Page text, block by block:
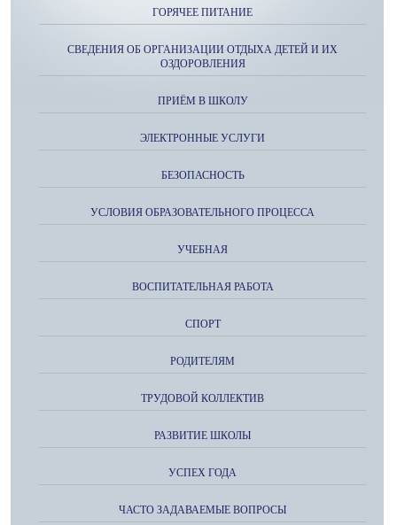
ГОРЯЧЕЕ ПИТАНИЕ
СВЕДЕНИЯ ОБ ОРГАНИЗАЦИИ ОТДЫХА ДЕТЕЙ И ИХ
ОЗДОРОВЛЕНИЯ
ПРИЁМ В ШКОЛУ
ЭЛЕКТРОННЫЕ УСЛУГИ
БЕЗОПАСНОСТЬ
УСЛОВИЯ ОБРАЗОВАТЕЛЬНОГО ПРОЦЕССА
УЧЕБНАЯ
ВОСПИТАТЕЛЬНАЯ РАБОТА
СПОРТ
РОДИТЕЛЯМ
ТРУДОВОЙ КОЛЛЕКТИВ
РАЗВИТИЕ ШКОЛЫ
УСПЕХ ГОДА
ЧАСТО ЗАДАВАЕМЫЕ ВОПРОСЫ